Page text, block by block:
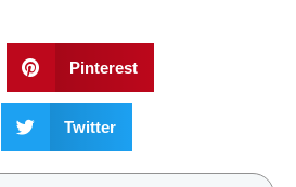
Pinterest
Twitter